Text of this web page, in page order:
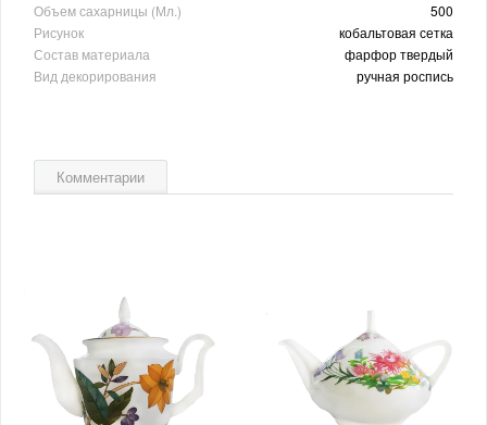
Объем сахарницы (Мл.)
500
Рисунок
кобальтовая сетка
Состав материала
фарфор твердый
Вид декорирования
ручная роспись
Комментарии